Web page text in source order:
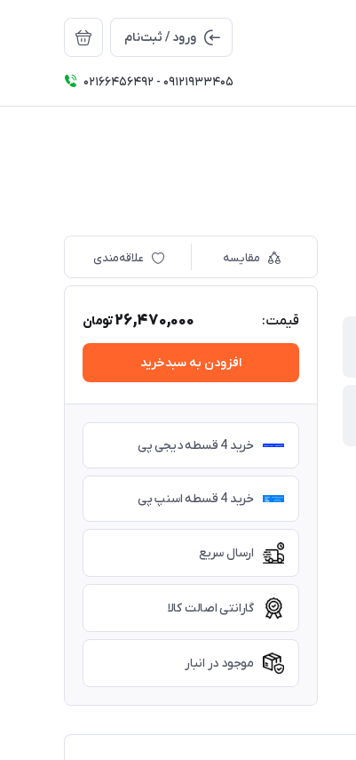
ورود / ثبت‌نام
02166456492 - 09121933405
مقایسه علاقه‌مندی
قیمت: 26,470,000تومان
افزودن به سبدخرید
خرید 4 قسطه دیجی پی
خرید 4 قسطه اسنپ پی
ارسال سریع
گارانتی اصالت کالا
موجود در انبار